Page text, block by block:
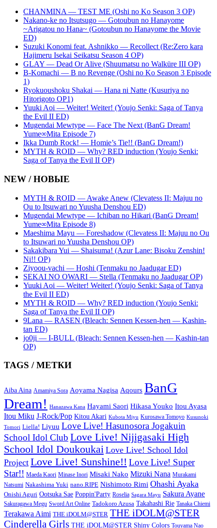
CHANMINA — TEST ME (Oshi no Ko Season 3 OP)
Nakano-ke no Itsutsugo — Gotoubun no Hanayome
~Arigatou no Hana~ (Gotoubun no Hanayome the Movie
ED)
Suzuki Konomi feat. Ashnikko — Recollect (Re:Zero kara
Hajimeru Isekai Seikatsu Season 4 OP)
GLAY — Dead Or Alive (Shuumatsu no Walküre III OP)
B-Komachi — B no Revenge (Oshi no Ko Season 3 Episode
1)
Ryokuoushoku Shakai — Hana ni Natte (Kusuriya no
Hitorigoto OP1)
Yuuki Aoi — Weiter! Weiter! (Youjo Senki: Saga of Tanya
the Evil II ED)
Mugendai Mewtype — Face The Next (BanG Dream!
Yume∞Mita Episode 7)
Ikka Dumb Rock! — Homie’s Tie!! (BanG Dream!)
MYTH & ROID — Why? RED induction (Youjo Senki:
Saga of Tanya the Evil II OP)
NEW / НОВЫЕ
MYTH & ROID — Awake Anew (Clevatess II: Majuu no
Ou to Itsuwari no Yuusha Denshou ED)
Mugendai Mewtype — Ichiban no Hikari (BanG Dream!
Yume∞Mita Episode 8)
Maeshima Mayu — Foreshadow (Clevatess II: Majuu no Ou
to Itsuwari no Yuusha Denshou OP)
Sakakibara Yui — Shaisuma! (Azur Lane: Bisoku Zenshin!
Ni!! OP)
Ziyoou-vachi — Hoshi (Tenmaku no Jaadugar ED)
SEKAI NO OWARI — Stella (Tenmaku no Jaadugar OP)
Yuuki Aoi — Weiter! Weiter! (Youjo Senki: Saga of Tanya
the Evil II ED)
MYTH & ROID — Why? RED induction (Youjo Senki:
Saga of Tanya the Evil II OP)
9Lana — RASEN (Bleach: Sennen Kessen-hen — Kashin-
tan ED)
jo0ji — I-BULL (Bleach: Sennen Kessen-hen — Kashin-tan
OP)
TAGS / МЕТКИ
Aiba Aina Amamiya Sora Aoyama Nagisa Aqours BanG
Dream!
Hanazawa Kana Hayami Saori Hikasa Youko Itou Ayasa
Itou Miku J-Rock/Pop Kitou Akari Kubota Miyu Kurosawa Tomoyo Kusunoki
Tomori Liella! Liyuu Love Live! Hasunosora Jogakuin
School Idol Club Love Live! Nijigasaki High
School Idol Doukoukai Love Live! School Idol
Project Love Live! Sunshine!! Love Live! Super
Star!! Maeda Kaori Minase Inori Misaki Nako Mizuki Nana Murakami
Natsumi Nakashima Yuki nano.RIPE Nishimoto Rimi Ohashi Ayaka
Onishi Aguri Ootsuka Sae Poppin'Party Roselia Sagara Mayu Sakura Ayane
Sakuragawa Megu Sword Art Online Tadokoro Azusa Takahashi Rie Tanaka Chiemi
Terakawa Aimi THE iDOLM@STER THE iDOLM@STER
Cinderella Girls THE iDOLM@STER Shiny Colors Touyama Nao